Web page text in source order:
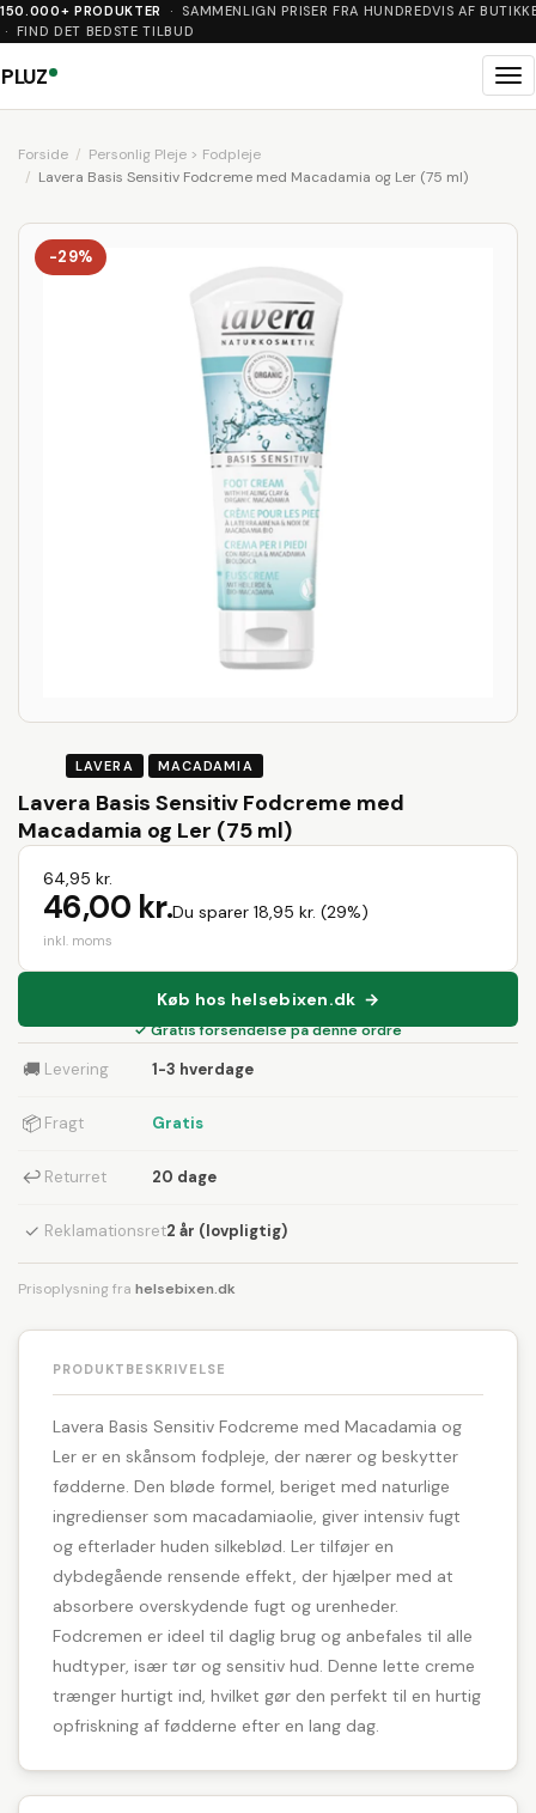
150.000+ PRODUKTER
· SAMMENLIGN PRISER FRA HUNDREDVIS AF
· FIND DET BEDSTE TILBUD
PLUZ
Forside
Personlig Pleje > Fodpleje
Lavera Basis Sensitiv Fodcreme med Macadamia og Ler (75 ml)
-29%
LAVERA MACADAMIA
Lavera Basis Sensitiv Fodcreme med
Macadamia og Ler (75 ml)
64,95 kr.
46,00 kr.Du sparer 18,95 kr. (29%)
inkl. moms
Køb hos helsebixen.dk →
✓ Gratis forsendelse på denne ordre
🚚 Levering 1-3 hverdage
📦 Fragt Gratis
↩ Returret 20 dage
✓ Reklamationsret2 år (lovpligtig)
Prisoplysning fra helsebixen.dk
PRODUKTBESKRIVELSE
Lavera Basis Sensitiv Fodcreme med Macadamia og
Ler er en skånsom fodpleje, der nærer og beskytter
fødderne. Den bløde formel, beriget med naturlige
ingredienser som macadamiaolie, giver intensiv fugt
og efterlader huden silkeblød. Ler tilføjer en
dybdegående rensende effekt, der hjælper med at
absorbere overskydende fugt og urenheder.
Fodcremen er ideel til daglig brug og anbefales til alle
hudtyper, især tør og sensitiv hud. Denne lette creme
trænger hurtigt ind, hvilket gør den perfekt til en hurtig
opfriskning af fødderne efter en lang dag.